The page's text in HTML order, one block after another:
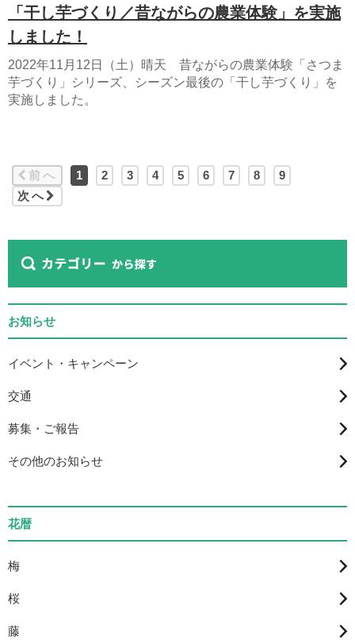
「干し芋づくり／昔ながらの農業体験」を実施
しました！
2022年11月12日（土）晴天 昔ながらの農業体験「さつま
芋づくり」シリーズ、シーズン最後の「干し芋づくり」を
実施しました。
前へ 1 2 3 4 5 6 7 8
9
次へ
お知らせ
イベント・キャンペーン
交通
募集・ご報告
その他のお知らせ
花暦
梅
桜
藤